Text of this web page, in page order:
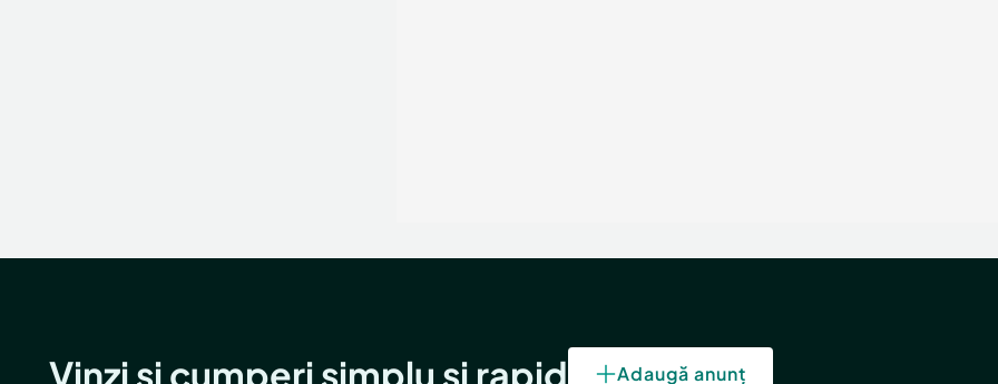
Vinzi și cumperi simplu și rapid Adaugă anunț